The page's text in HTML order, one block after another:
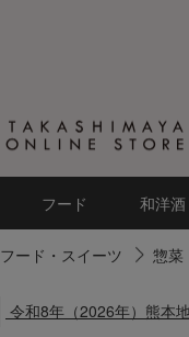
フード 和洋酒
フード・スイーツ 惣菜
令和8年（2026年）熊本